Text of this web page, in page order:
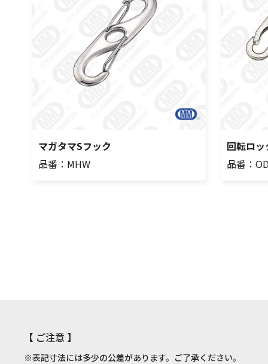
マガタマSフック
品番：MHW
回転ロ
品番：
【 ご注意 】
※表記寸法には多少の公差があります。ご了承ください。